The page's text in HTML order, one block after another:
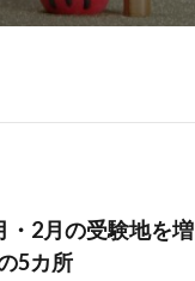
2月の受験地を増
5カ所